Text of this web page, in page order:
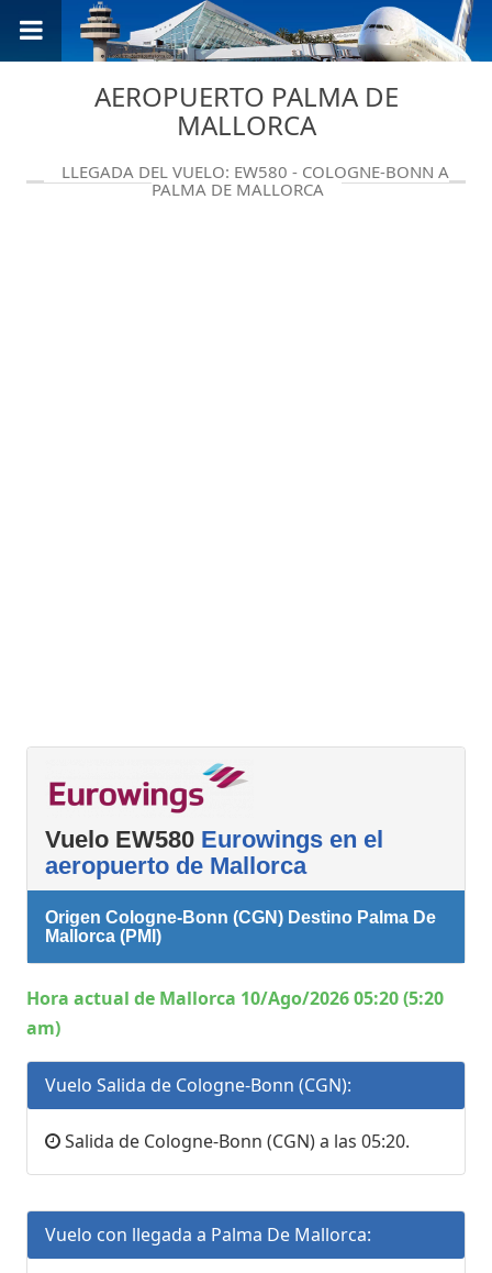
AEROPUERTO PALMA DE
MALLORCA
LLEGADA DEL VUELO: EW580 - COLOGNE-BONN A
PALMA DE MALLORCA
Vuelo EW580 Eurowings en el
aeropuerto de Mallorca
Origen Cologne-Bonn (CGN) Destino Palma De
Mallorca (PMI)
Hora actual de Mallorca 10/Ago/2026 05:20 (5:20
am)
Vuelo Salida de Cologne-Bonn (CGN):
Salida de Cologne-Bonn (CGN) a las 05:20.
Vuelo con llegada a Palma De Mallorca: